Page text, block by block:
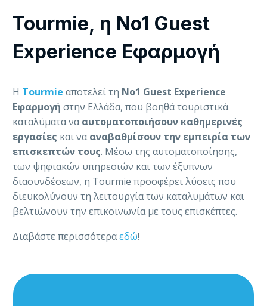
Tourmie, η No1 Guest
Experience Εφαρμογή
Η Tourmie αποτελεί τη Νο1 Guest Experience
Εφαρμογή στην Ελλάδα, που βοηθά τουριστικά
καταλύματα νααυτοματοποιήσουν καθημερινές
εργασίες και νααναβαθμίσουν την εμπειρία των
επισκεπτών τους. Μέσω της αυτοματοποίησης,
των ψηφιακών υπηρεσιών και των έξυπνων
διασυνδέσεων, η Tourmie προσφέρει λύσεις που
διευκολύνουν τη λειτουργία των καταλυμάτων και
βελτιώνουν την επικοινωνία με τους επισκέπτες.
Διαβάστε περισσότεραεδώ!